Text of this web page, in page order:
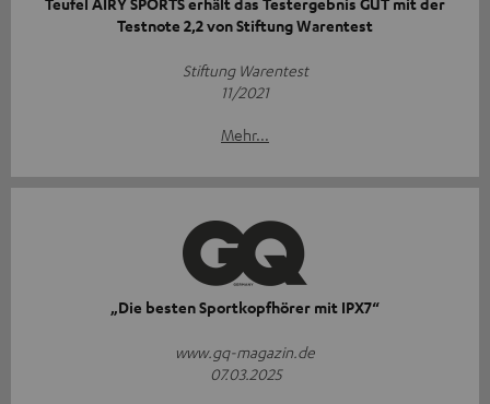
Testnote 2,2 von Stiftung Warentest
Stiftung Warentest
11/2021
Mehr...
„Die besten Sportkopfhörer mit IPX7“
www.gq-magazin.de
07.03.2025